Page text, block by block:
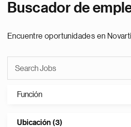
Buscador de
Encuentre oportunidades en
Función
Ubicación (3)